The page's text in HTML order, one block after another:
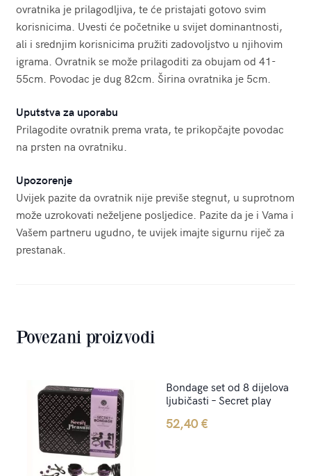
ovratnika je prilagodljiva, te će pristajati gotovo svim
korisnicima. Uvesti će početnike u svijet dominantnosti,
ali i srednjim korisnicima pružiti zadovoljstvo u njihovim
igrama. Ovratnik se može prilagoditi za obujam od 41-
55cm. Povodac je dug 82cm. Širina ovratnika je 5cm.
Uputstva za uporabu
Prilagodite ovratnik prema vrata, te prikopčajte povodac
na prsten na ovratniku.
Upozorenje
Uvijek pazite da ovratnik nije previše stegnut, u suprotnom
može uzrokovati neželjene posljedice. Pazite da je i Vama i
Vašem partneru ugudno, te uvijek imajte sigurnu riječ za
prestanak.
Povezani proizvodi
Bondage set od 8 dijelova
ljubičasti – Secret play
52,40€